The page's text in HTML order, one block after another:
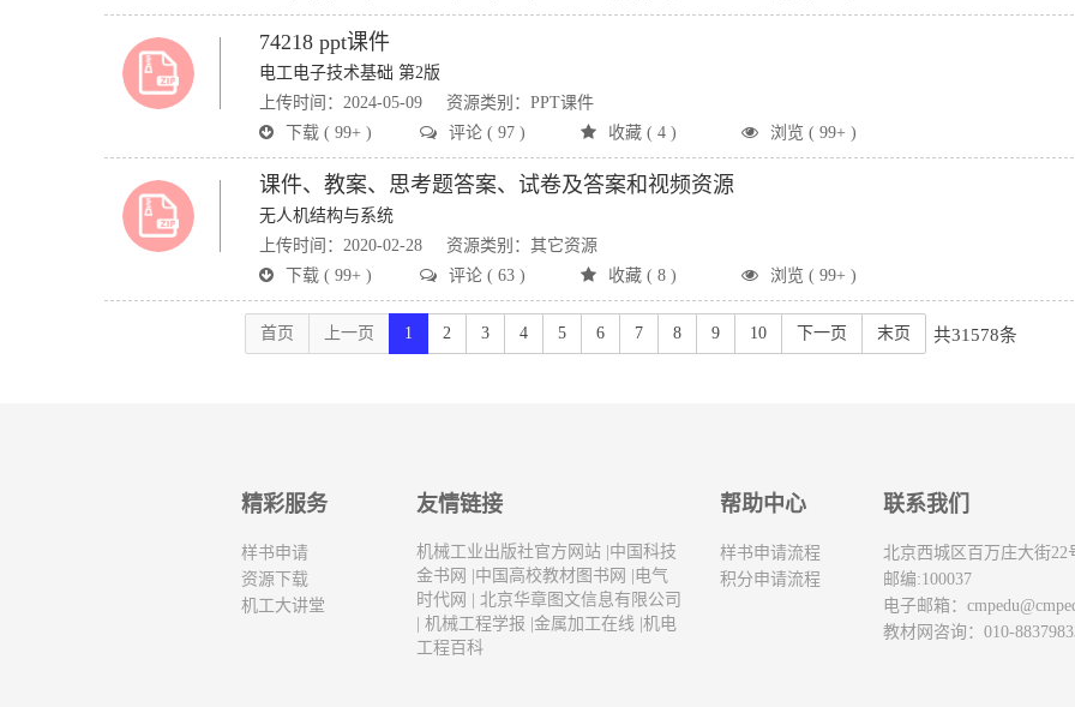
74218 ppt课件
电工电子技术基础 第2版
上传时间：2024-05-09
资源类别：PPT课件
下载 ( 99+ )
评论 ( 97 ) 收藏 ( 4 ) 浏览 ( 99+ )
课件、教案、思考题答案、试卷及答案和视频资源
无人机结构与系统
上传时间：2020-02-28
资源类别：其它资源
下载 ( 99+ )
评论 ( 63 ) 收藏 ( 8 ) 浏览 ( 99+ )
首页 上一页 1 2 3 4 5 6 7 8 9 10 下一页 末页 共31578条
精彩服务
样书申请
资源下载
机工大讲堂
友情链接
机械工业出版社官方网站 中国科技
金书网
中国高校教材图书网
电气
时代网
北京华章图文信息有限公司
机械工程学报 |金属加工在线 |机电
工程百科
帮助中心
样书申请流程
积分申请流程
联系我们
北京西城区百万庄大街22
邮编:100037
电子邮箱：
教材网咨询：010-